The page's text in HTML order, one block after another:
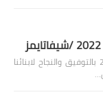
ل معرفة نتيجة الثانويه العامه 2022 بالتوفيق والنجاح لابنائنا